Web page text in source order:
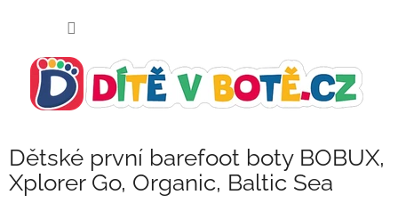
Dětské první barefoot boty BOBUX,
Xplorer Go, Organic, Baltic Sea